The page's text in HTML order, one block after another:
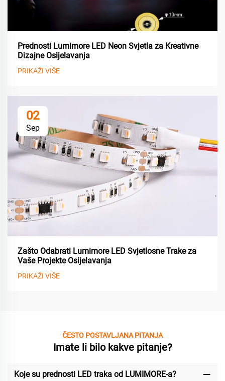
Prednosti Lumimore LED Neon Svjetla za Kreativne
Dizajne Osijelavanja
PRIKAŽI VIŠE
02
Sep
Zašto Odabrati Lumimore LED Svjetlosne Trake za
Vaše Projekte Osijelavanja
PRIKAŽI VIŠE
ČESTO POSTAVLJANA PITANJA
Imate li bilo kakve pitanje?
Koje su prednosti LED traka od LUMIMORE-a?